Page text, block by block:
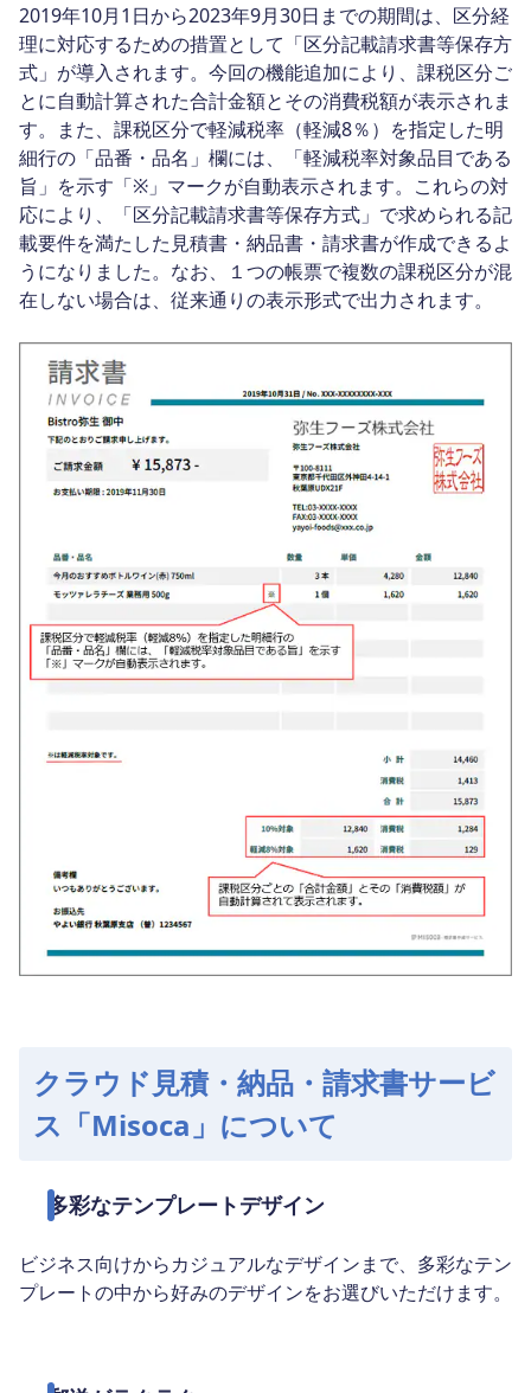
2019年10月1日から2023年9月30日までの期間は、区分経
理に対応するための措置として「区分記載請求書等保存方
式」が導入されます。今回の機能追加により、課税区分ご
とに自動計算された合計金額とその消費税額が表示されま
す。また、課税区分で軽減税率（軽減8％）を指定した明
細行の「品番・品名」欄には、「軽減税率対象品目である
旨」を示す「※」マークが自動表示されます。これらの対
応により、「区分記載請求書等保存方式」で求められる記
載要件を満たした見積書・納品書・請求書が作成できるよ
うになりました。なお、１つの帳票で複数の課税区分が混
在しない場合は、従来通りの表示形式で出力されます。
クラウド見積・納品・請求書サービ
ス「Misoca」について
多彩なテンプレートデザイン
ビジネス向けからカジュアルなデザインまで、多彩なテン
プレートの中から好みのデザインをお選びいただけます。